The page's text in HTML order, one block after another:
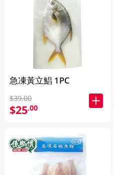
急凍黃立鯧 1PC
$39.00
$25.00